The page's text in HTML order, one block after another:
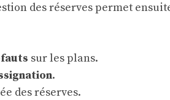
des réserves permet
sur les plans.
.
des réserves.